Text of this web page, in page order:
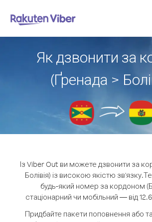
Як дзвонити за
(Ґренада >
Із Viber Out ви можете дзвонити за
Болівія) із високою якістю зв'язку.
будь-який номер за кордоном
стаціонарний чи мобільний — від
Придбайте пакети поповнення або